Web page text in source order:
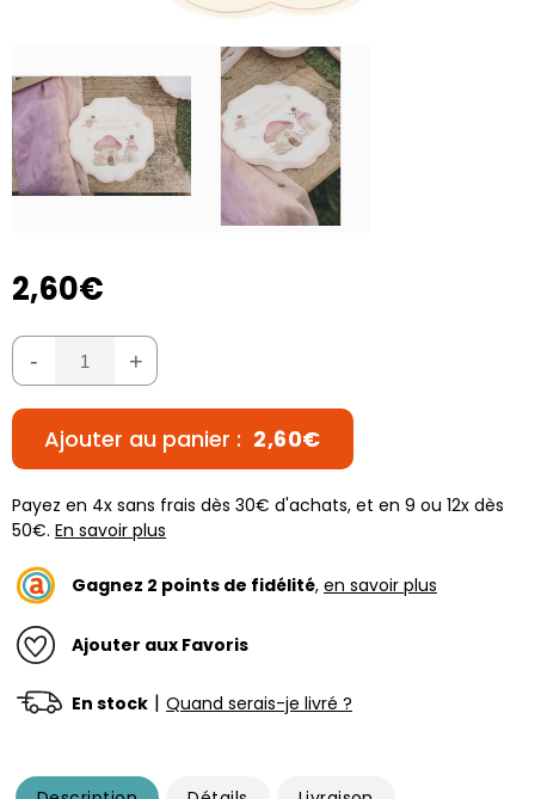
2,60€
- +
Ajouter au panier : 2,60€
Payez en 4x sans frais dès 30€ d'achats, et en 9 ou 12x dès
50€. En savoir plus
Gagnez 2 points de fidélité, en savoir plus
Ajouter aux Favoris
En stock | Quand serais-je livré ?